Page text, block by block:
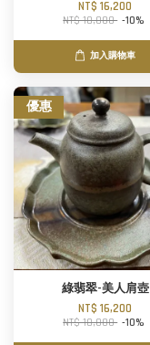
NT$ 16,200
NT$ 18,000 -10%
加入購物車
優惠
綠翡翠-美人肩壺
NT$ 16,200
NT$ 18,000 -10%